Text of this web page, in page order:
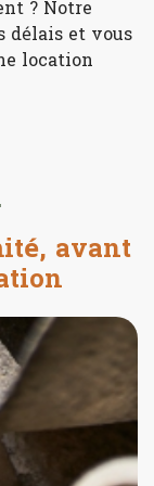
? Notre
et vous
location
avant